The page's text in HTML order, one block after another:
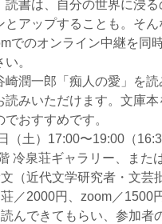
読書は、自分の世界に浸
とアップすることも。そ
でのオンライン中継を同
。
崎潤一郎「痴人の愛」を
読みいただけます。文庫
おすすめです。
（土）17:00〜19:00（
冷泉荘ギャラリー、また
（近代文学研究者・文芸
／2000円、zoom／1500
んできてもらい、参加者